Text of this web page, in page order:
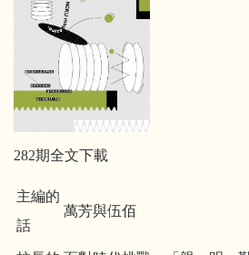
282期全文下載
主編的
話
萬芳與伍佰